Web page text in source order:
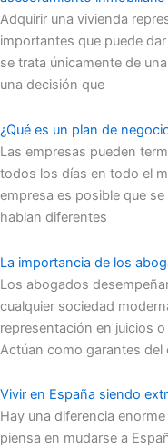
Adquirir una vivienda
importantes que puede
se trata únicamente de
una decisión que
¿Qué es un plan de
Las empresas pueden
todos los días en todo el
empresa es posible que
hablan diferentes
La importancia de los
Los abogados
cualquier sociedad
representación en juicios
Actúan como garantes del
Vivir en España siendo
Hay una diferencia
piensa en mudarse a